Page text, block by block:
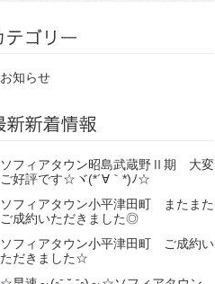
お知らせ
ソフィアタウン昭島武蔵野Ⅱ期 大変
ご好評です☆ヾ(*´∀｀*)ﾉ☆
ソフィアタウン小平津田町 またまた
ご成約いただきました◎
ソフィアタウン小平津田町 ご成約い
ただきました☆